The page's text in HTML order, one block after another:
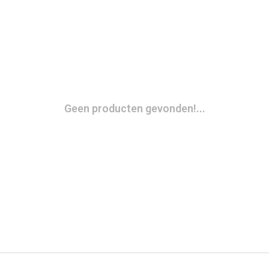
Geen producten gevonden!...